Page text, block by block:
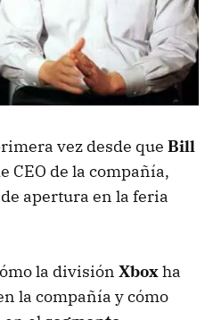
vez desde que Bill
CEO de la compañía,
apertura en la feria
la división Xboxha
la compañía y cómo